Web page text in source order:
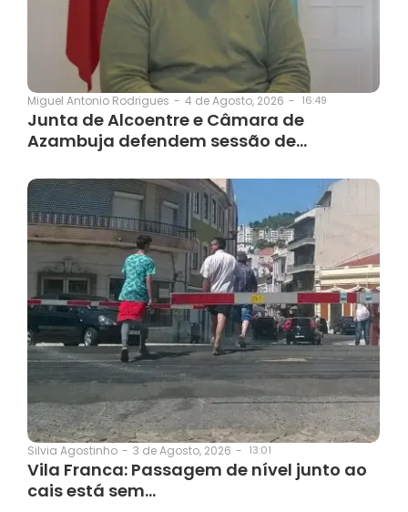
Miguel Antonio Rodrigues - 4 de Agosto, 2026 - 16:49
Junta de Alcoentre e Câmara de
Azambuja defendem sessão de…
Silvia Agostinho - 3 de Agosto, 2026 - 13:01
Vila Franca: Passagem de nível junto ao
cais está sem…